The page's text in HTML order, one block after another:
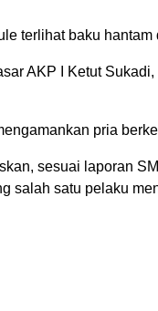
terlihat baku
AKP I Ketut
pria
sesuai laporan
salah satu pelaku